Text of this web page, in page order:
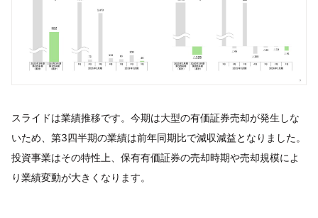
スライドは業績推移です。今期は大型の有価証券売却が発生しな
いため、第3四半期の業績は前年同期比で減収減益となりました。
投資事業はその特性上、保有有価証券の売却時期や売却規模によ
り業績変動が大きくなります。